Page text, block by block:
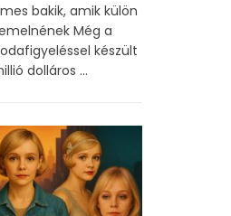
bakik, amik külön
Még a
készült
dolláros ...